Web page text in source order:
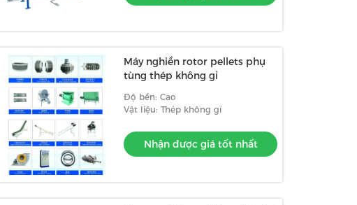
Máy nghiền rotor pellets phụ
tùng thép không gỉ
Độ bền: Cao
Vật liệu: Thép không gỉ
Nhận được giá tốt nhất